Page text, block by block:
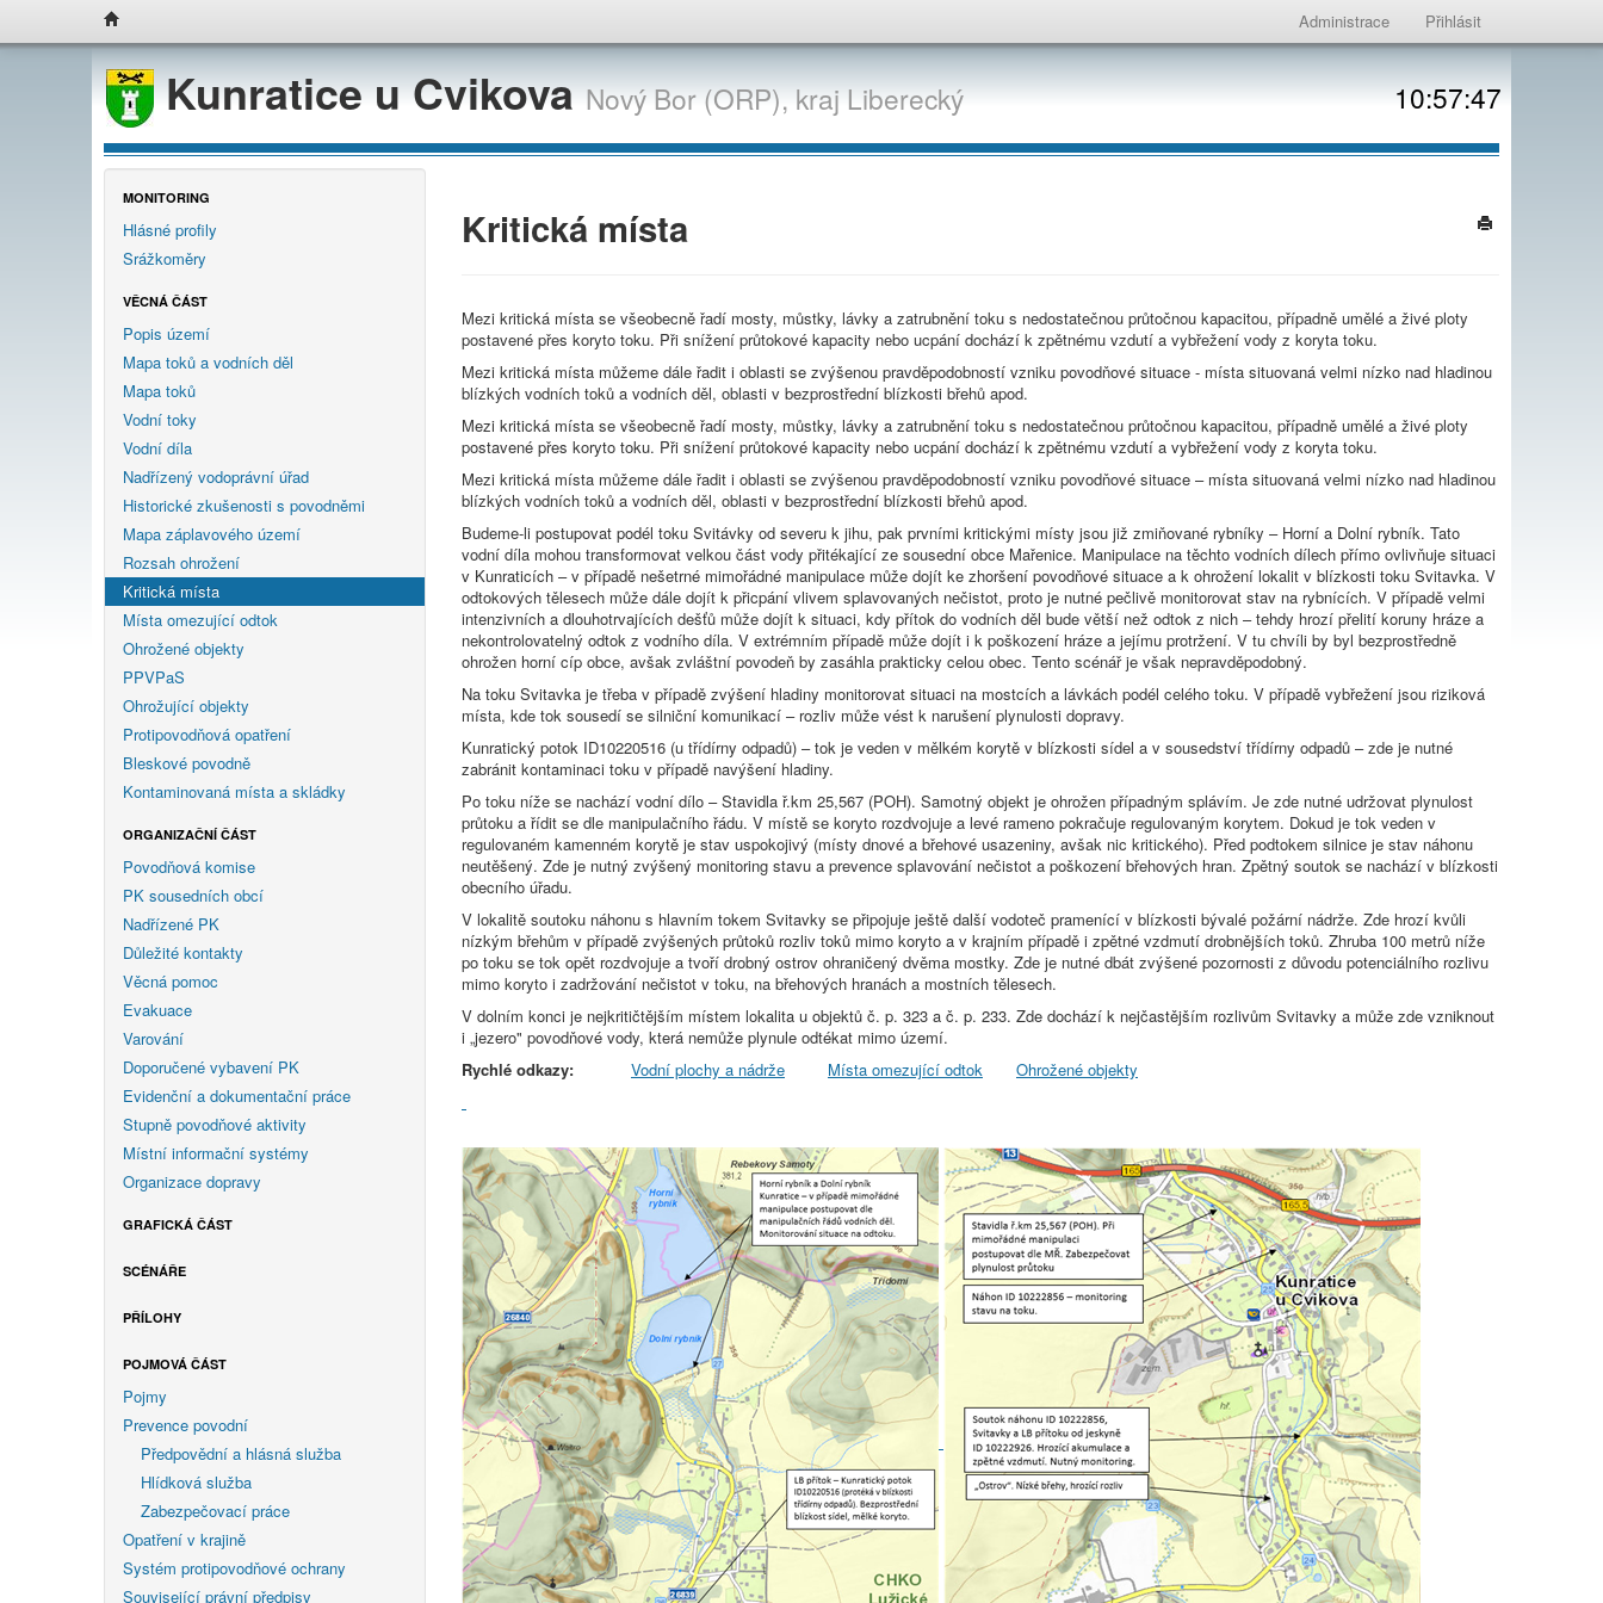
Administrace Přihlásit
Kunratice u CvikovaNový Bor (ORP),krajLiberecký 10:57:47
MONITORING
Hlásné profily
Srážkoměry
VĚCNÁ ČÁST
Popis území
Mapa toků a vodních děl
Mapa toků
Vodní toky
Vodní díla
Nadřízený vodoprávní úřad
Historické zkušenosti s povodněmi
Mapa záplavového území
Rozsah ohrožení
Kritická místa
Místa omezující odtok
Ohrožené objekty
PPVPaS
Ohrožující objekty
Protipovodňová opatření
Bleskové povodně
Kontaminovaná místa a skládky
ORGANIZAČNÍ ČÁST
Povodňová komise
PK sousedních obcí
Nadřízené PK
Důležité kontakty
Věcná pomoc
Evakuace
Varování
Doporučené vybavení PK
Evidenční a dokumentační práce
Stupně povodňové aktivity
Místní informační systémy
Organizace dopravy
GRAFICKÁ ČÁST
SCÉNÁŘE
PŘÍLOHY
POJMOVÁ ČÁST
Pojmy
Prevence povodní
Předpovědní a hlásná služba
Hlídková služba
Zabezpečovací práce
Opatření v krajině
Systém protipovodňové ochrany
Související právní předpisy
Kritická místa
Mezi kritická místa se všeobecně řadí mosty, můstky, lávky a zatrubnění toku s nedostatečnou průtočnou kapacitou, případně umělé a živé ploty
postavené přes koryto toku. Při snížení průtokové kapacity nebo ucpání dochází k zpětnému vzdutí a vybřežení vody z koryta toku.
Mezi kritická místa můžeme dále řadit i oblasti se zvýšenou pravděpodobností vzniku povodňové situace - místa situovaná velmi nízko nad hladinou
blízkých vodních toků a vodních děl, oblasti v bezprostřední blízkosti břehů apod.
Mezi kritická místa se všeobecně řadí mosty, můstky, lávky a zatrubnění toku s nedostatečnou průtočnou kapacitou, případně umělé a živé ploty
postavené přes koryto toku. Při snížení průtokové kapacity nebo ucpání dochází k zpětnému vzdutí a vybřežení vody z koryta toku.
Mezi kritická místa můžeme dále řadit i oblasti se zvýšenou pravděpodobností vzniku povodňové situace – místa situovaná velmi nízko nad hladinou
blízkých vodních toků a vodních děl, oblasti v bezprostřední blízkosti břehů apod.
Budeme-li postupovat podél toku Svitávky od severu k jihu, pak prvními kritickými místy jsou již zmiňované rybníky – Horní a Dolní rybník. Tato
vodní díla mohou transformovat velkou část vody přitékající ze sousední obce Mařenice. Manipulace na těchto vodních dílech přímo ovlivňuje situaci
v Kunraticích – v případě nešetrné mimořádné manipulace může dojít ke zhoršení povodňové situace a k ohrožení lokalit v blízkosti toku Svitavka. V
odtokových tělesech může dále dojít k přicpání vlivem splavovaných nečistot, proto je nutné pečlivě monitorovat stav na rybnících. V případě velmi
intenzivních a dlouhotrvajících dešťů může dojít k situaci, kdy přítok do vodních děl bude větší než odtok z nich – tehdy hrozí přelití koruny hráze a
nekontrolovatelný odtok z vodního díla. V extrémním případě může dojít i k poškození hráze a jejímu protržení. V tu chvíli by byl bezprostředně
ohrožen horní cíp obce, avšak zvláštní povodeň by zasáhla prakticky celou obec. Tento scénář je však nepravděpodobný.
Na toku Svitavka je třeba v případě zvýšení hladiny monitorovat situaci na mostcích a lávkách podél celého toku. V případě vybřežení jsou riziková
místa, kde tok sousedí se silniční komunikací – rozliv může vést k narušení plynulosti dopravy.
Kunratický potok ID10220516 (u třídírny odpadů) – tok je veden v mělkém korytě v blízkosti sídel a v sousedství třídírny odpadů – zde je nutné
zabránit kontaminaci toku v případě navýšení hladiny.
Po toku níže se nachází vodní dílo – Stavidla ř.km 25,567 (POH). Samotný objekt je ohrožen případným splávím. Je zde nutné udržovat plynulost
průtoku a řídit se dle manipulačního řádu. V místě se koryto rozdvojuje a levé rameno pokračuje regulovaným korytem. Dokud je tok veden v
regulovaném kamenném korytě je stav uspokojivý (místy dnové a břehové usazeniny, avšak nic kritického). Před podtokem silnice je stav náhonu
neutěšený. Zde je nutný zvýšený monitoring stavu a prevence splavování nečistot a poškození břehových hran. Zpětný soutok se nachází v blízkosti
obecního úřadu.
V lokalitě soutoku náhonu s hlavním tokem Svitavky se připojuje ještě další vodoteč pramenící v blízkosti bývalé požární nádrže. Zde hrozí kvůli
nízkým břehům v případě zvýšených průtoků rozliv toků mimo koryto a v krajním případě i zpětné vzdmutí drobnějších toků. Zhruba 100 metrů níže
po toku se tok opět rozdvojuje a tvoří drobný ostrov ohraničený dvěma mostky. Zde je nutné dbát zvýšené pozornosti z důvodu potenciálního rozlivu
mimo koryto i zadržování nečistot v toku, na břehových hranách a mostních tělesech.
V dolním konci je nejkritičtějším místem lokalita u objektů č. p. 323 a č. p. 233. Zde dochází k nejčastějším rozlivům Svitavky a může zde vzniknout
i „jezero" povodňové vody, která nemůže plynule odtékat mimo území.
Rychlé odkazy:
Vodní plochy a nádrže Místa omezující odtok Ohrožené objekty